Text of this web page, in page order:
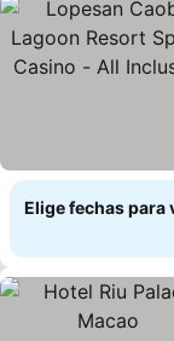
Elige fechas para